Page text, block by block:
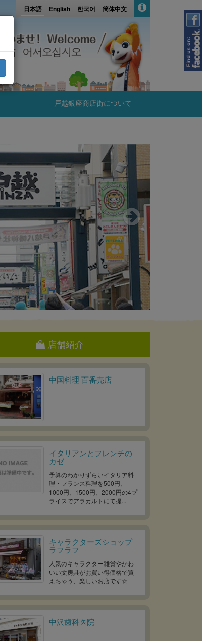
日本語 English 한국어 簡体中文
戸越銀座商店街について
店舗紹介
中国料理 百番売店
イタリアンとフレンチの
カゼ
予算のわかりずらいイタリア料
理・フランス料理を500円、
1000円、1500円、2000円の4プ
ライスでアラカルトにて提...
キャラクターズショップ
ラフラフ
人気のキャラクター雑貨やかわ
いい文房具がお買い得価格で買
えちゃう、楽しいお店です☆
中沢歯科医院